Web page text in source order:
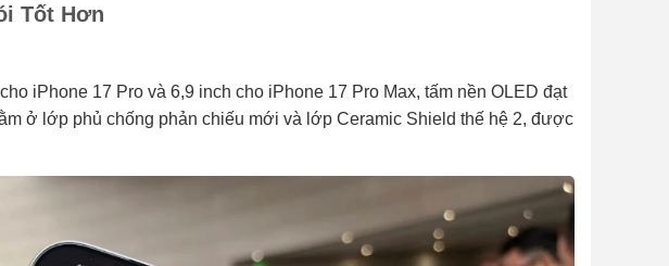
Tốt Hơn
iPhone 17 Pro và 6,9 inch cho iPhone 17 Pro Max, tấm nền OLED đạt
ở lớp phủ chống phản chiếu mới và lớp Ceramic Shield thế hệ 2, được